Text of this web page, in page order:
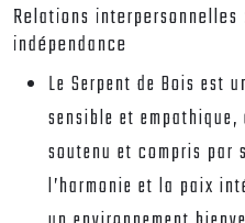
Relations
indépendance
Le Serpent de Bois est
sensible et
soutenu et compris par
l’harmonie et la paix